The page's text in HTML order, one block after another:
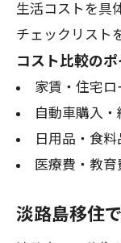
生活コストを具
チェックリスト
コスト比較のポ
家賃・住宅ロ
自動車購入・
日用品・食
医療費・教育
淡路島移住